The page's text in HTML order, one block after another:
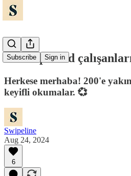
Subscribe Sign in
👀 DeepMind
Herkese merhaba! 200'e
keyifli okumalar. 💞
Swipeline
Aug 24, 2024
6